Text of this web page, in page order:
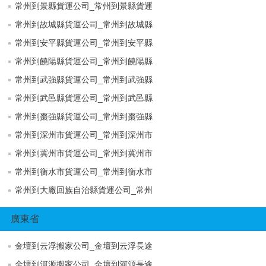
常州到景縣貨運公司_常州到景縣貨運
常州到故城縣貨運公司_常州到故城縣
常州到安平縣貨運公司_常州到安平縣
常州到饒陽縣貨運公司_常州到饒陽縣
常州到武強縣貨運公司_常州到武強縣
常州到武邑縣貨運公司_常州到武邑縣
常州到棗強縣貨運公司_常州到棗強縣
常州到深州市貨運公司_常州到深州市
常州到冀州市貨運公司_常州到冀州市
常州到衡水市貨運公司_常州到衡水市
常州到大廠回族自治縣貨運公司_常州
廣東省
金壇到云浮搬家公司_金壇到云浮長途